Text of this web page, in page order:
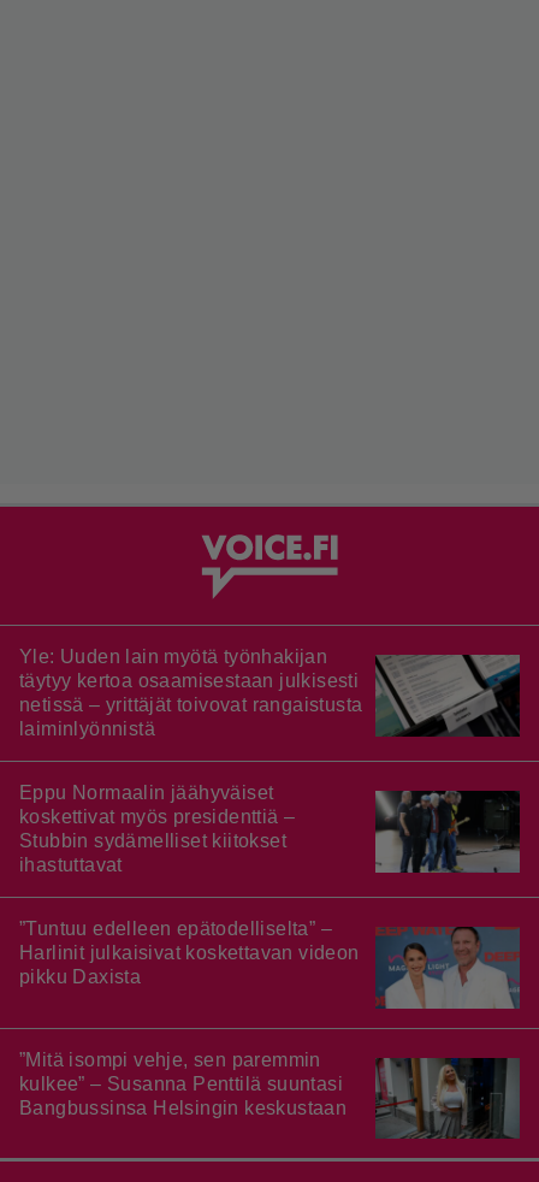
Yle: Uuden lain myötä työnhakijan
täytyy kertoa osaamisestaan julkisesti
netissä – yrittäjät toivovat rangaistusta
laiminlyönnistä
Eppu Normaalin jäähyväiset
koskettivat myös presidenttiä –
Stubbin sydämelliset kiitokset
ihastuttavat
”Tuntuu edelleen epätodelliselta” –
Harlinit julkaisivat koskettavan videon
pikku Daxista
”Mitä isompi vehje, sen paremmin
kulkee” – Susanna Penttilä suuntasi
Bangbussinsa Helsingin keskustaan